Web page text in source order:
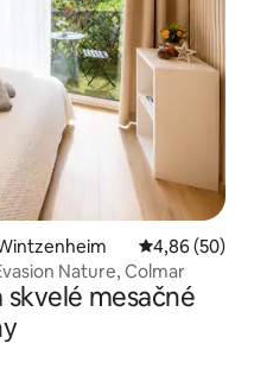
Priemerné
4,86 (50)
Nature, Colmar
mesačné